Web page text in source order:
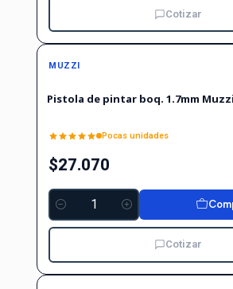
Cotizar
MUZZI
Pistola de pintar boq. 1.7mm Muzzi
Pocas unidades
$27.070
Cantidad
Cotizar